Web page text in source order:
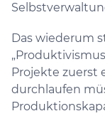
Das wiederum
Projekte zuerst
durchlaufen